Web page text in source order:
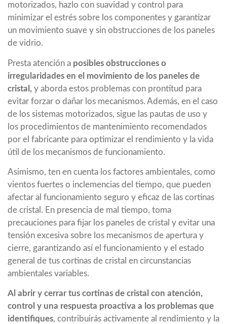
motorizados, hazlo con suavidad y control para
minimizar el estrés sobre los componentes y garantizar
un movimiento suave y sin obstrucciones de los paneles
de vidrio.
Presta atención a posibles obstrucciones o
irregularidades en el movimiento de los paneles de
cristal, y aborda estos problemas con prontitud para
evitar forzar o dañar los mecanismos. Además, en el caso
de los sistemas motorizados, sigue las pautas de uso y
los procedimientos de mantenimiento recomendados
por el fabricante para optimizar el rendimiento y la vida
útil de los mecanismos de funcionamiento.
Asimismo, ten en cuenta los factores ambientales, como
vientos fuertes o inclemencias del tiempo, que pueden
afectar al funcionamiento seguro y eficaz de las cortinas
de cristal. En presencia de mal tiempo, toma
precauciones para fijar los paneles de cristal y evitar una
tensión excesiva sobre los mecanismos de apertura y
cierre, garantizando así el funcionamiento y el estado
general de tus cortinas de cristal en circunstancias
ambientales variables.
Al abrir y cerrar tus cortinas de cristal con atención,
control y una respuesta proactiva a los problemas que
identifiques, contribuirás activamente al rendimiento y la